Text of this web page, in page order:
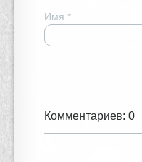
Имя *
Комментариев: 0